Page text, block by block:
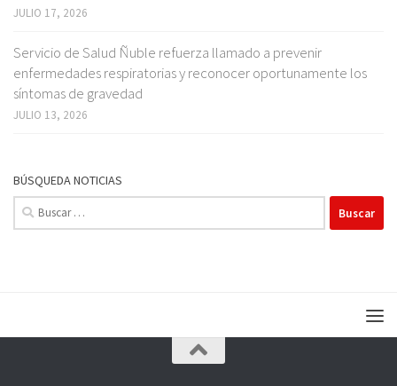
JULIO 17, 2026
Servicio de Salud Ñuble refuerza llamado a prevenir
enfermedades respiratorias y reconocer oportunamente los
síntomas de gravedad
JULIO 13, 2026
BÚSQUEDA NOTICIAS
Buscar: